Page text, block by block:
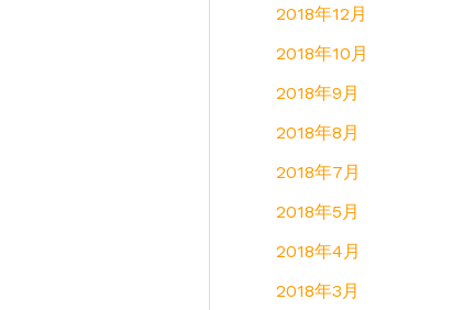
2018年12月
2018年10月
2018年9月
2018年8月
2018年7月
2018年5月
2018年4月
2018年3月